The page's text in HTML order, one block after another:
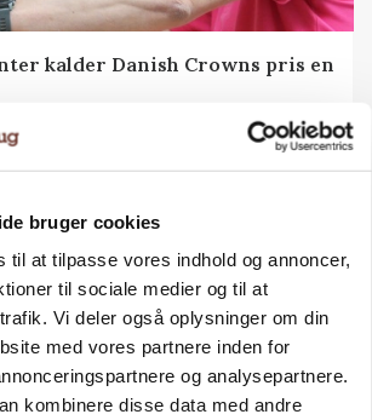
bruger cookies
til at tilpasse vores indhold og annoncer,
til sociale medier og til at
Vi deler også oplysninger om din
med vores partnere inden for
og analysepartnere.
kombinere disse data med andre
kalder Danish Crowns pris en